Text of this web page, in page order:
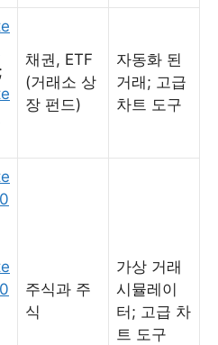
채권, ETF
(거래소 상
장 펀드)
자동화 된
거래; 고급
차트 도구
주식과 주
식
가상 거래
시뮬레이
터; 고급 차
트 도구